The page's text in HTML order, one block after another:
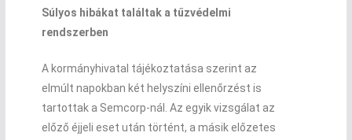
Súlyos hibákat találtak a tűzvédelmi
rendszerben
A kormányhivatal tájékoztatása szerint az
elmúlt napokban két helyszíni ellenőrzést is
tartottak a Semcorp-nál. Az egyik vizsgálat az
előző éjjeli eset után történt, a másik előzetes